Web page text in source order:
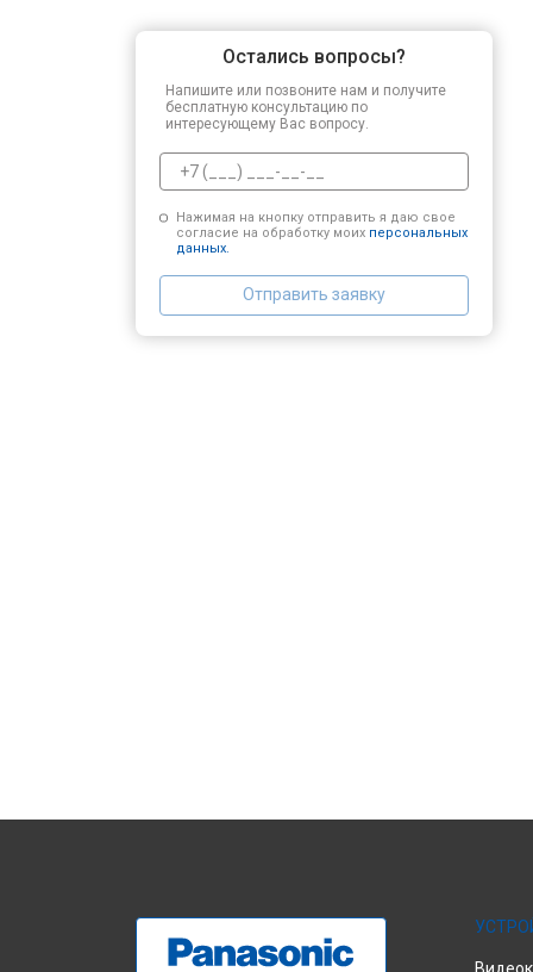
Остались вопросы?
Напишите или позвоните нам и получите
бесплатную консультацию по
интересующему Вас вопросу.
Нажимая на кнопку отправить я даю свое
согласие на обработку моих персональных
данных.
Отправить заявку